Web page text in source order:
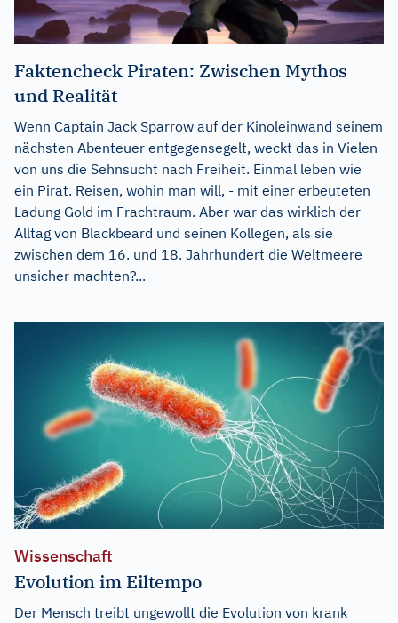
Faktencheck Piraten: Zwischen Mythos
und Realität
Wenn Captain Jack Sparrow auf der Kinoleinwand seinem
nächsten Abenteuer entgegensegelt, weckt das in Vielen
von uns die Sehnsucht nach Freiheit. Einmal leben wie
ein Pirat. Reisen, wohin man will, - mit einer erbeuteten
Ladung Gold im Frachtraum. Aber war das wirklich der
Alltag von Blackbeard und seinen Kollegen, als sie
zwischen dem 16. und 18. Jahrhundert die Weltmeere
unsicher machten?...
Wissenschaft
Evolution im Eiltempo
Der Mensch treibt ungewollt die Evolution von krank